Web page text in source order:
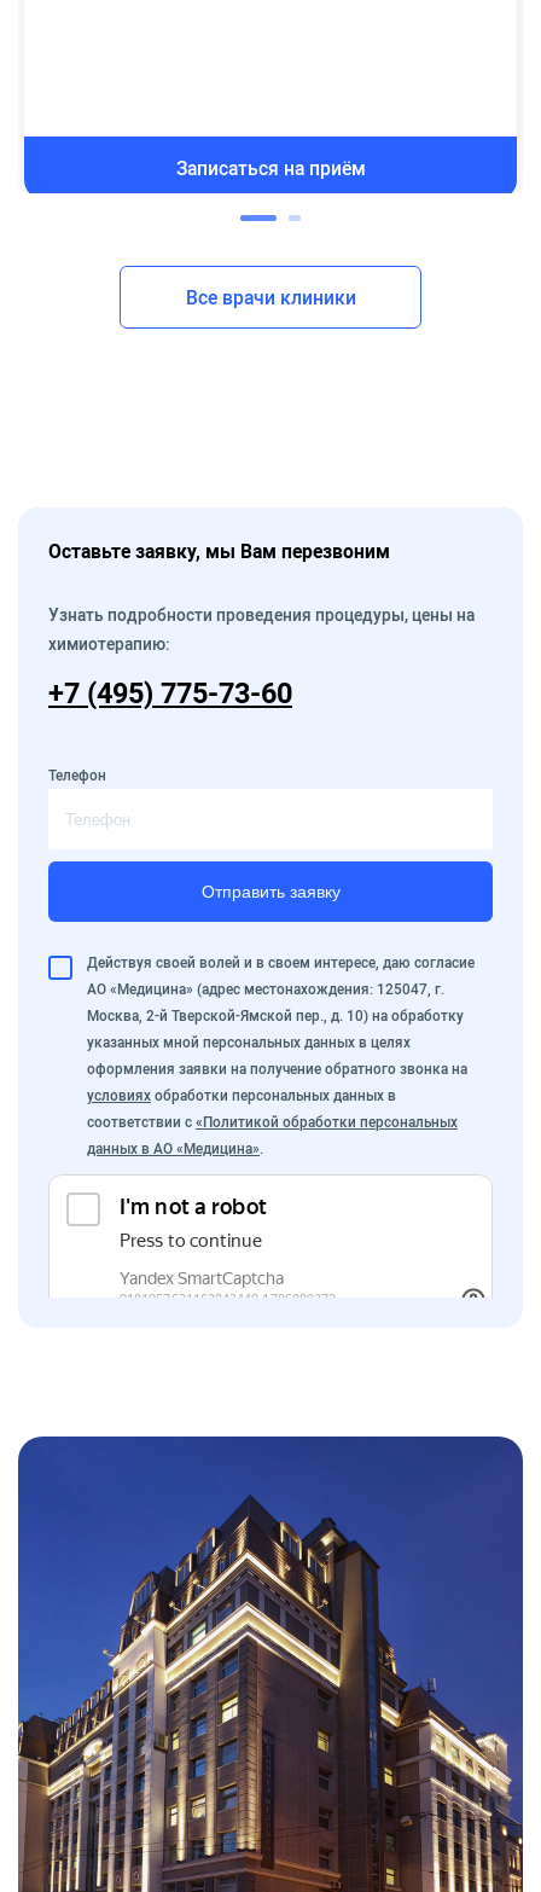
Записаться на приём
Все врачи клиники
Оставьте заявку, мы Вам перезвоним
Узнать подробности проведения процедуры, цены на
химиотерапию:
+7 (495) 775-73-60
Телефон
Отправить заявку
Действуя своей волей и в своем интересе, даю согласие
АО «Медицина» (адрес местонахождения: 125047, г.
Москва, 2-й Тверской-Ямской пер., д. 10) на обработку
указанных мной персональных данных в целях
оформления заявки на получение обратного звонка на
условиях обработки персональных данных в
соответствии с «Политикой обработки персональных
данных в АО «Медицина».